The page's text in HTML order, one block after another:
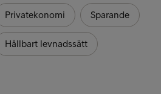
Privatekonomi Sparande
Hållbart levnadssätt